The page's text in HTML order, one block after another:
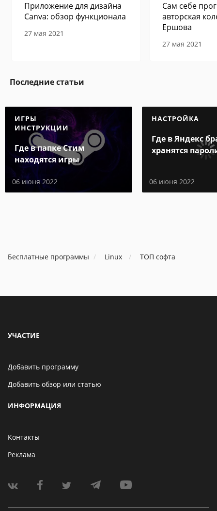
Приложение для дизайна
Canva: обзор функционала
27 мая 2021
Сам себе
авторская
Ершова
27 мая 2021
Последние статьи
ИГРЫ
ИНСТРУКЦИИ
Где в папке Стим
находятся игры
06 июня 2022
НАСТРОЙКА
Где в Яндекс
хранятся
06 июня 2022
Бесплатные программы Linux ТОП софта
УЧАСТИЕ
Добавить программу
Добавить обзор или статью
ИНФОРМАЦИЯ
Контакты
Реклама